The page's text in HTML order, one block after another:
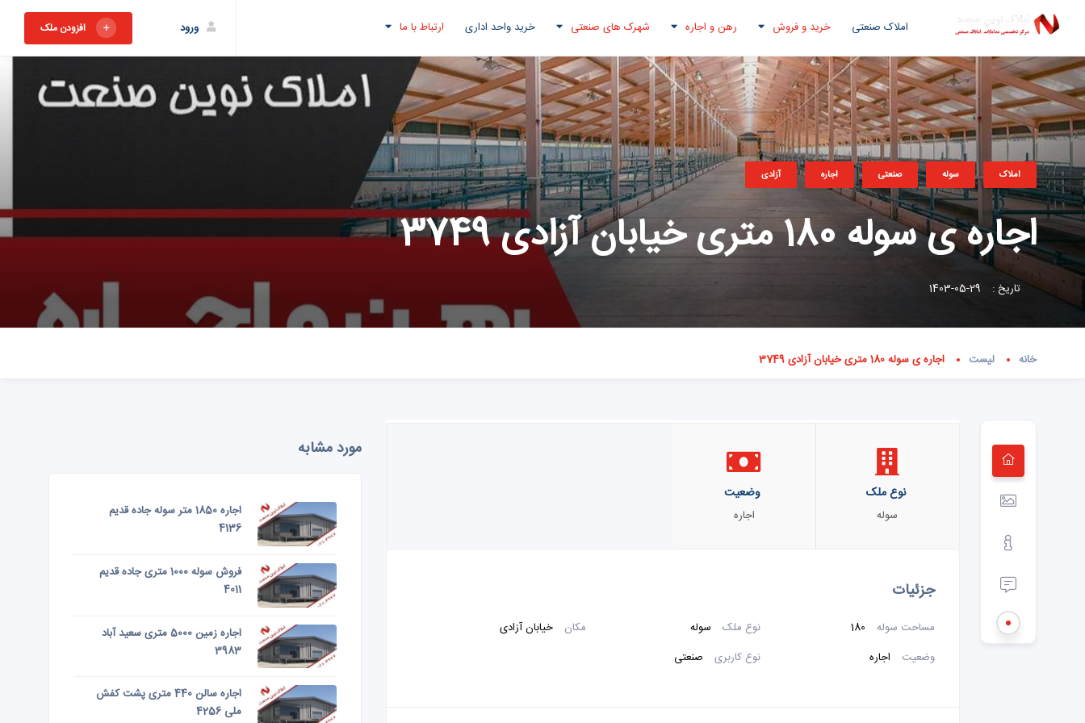
افزودن ملک ورود املاک صنعتی خرید و فروش رهن و اجاره شهرک های صنعتی خرید واحد اداری ارتباط با ما
املاک سوله صنعتی اجاره آزادی
اجاره ی سوله 180 متری خیابان آزادی 3749
تاریخ : 29-05-1403
خانه لیست اجاره ی سوله 180 متری خیابان آزادی 3749
نوع ملک
سوله
وضعیت
اجاره
جزئیات
مساحت سوله نوع ملک سوله مکان
خیابان آزادی
وضعیت
اجاره نوع کاربری صنعتی
مورد مشابه
اجاره 1850 متر سوله جاده قدیم
4136
فروش سوله 1000 متری جاده قدیم
4011
اجاره زمین 5000 متری سعید آباد
3983
اجاره سالن 440 متری پشت کفش
ملی 4256